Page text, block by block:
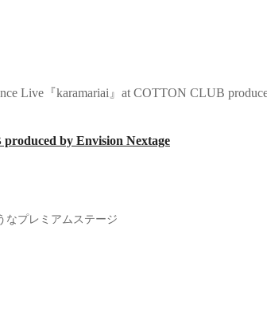
Live『karamariai』at COTTON CLUB
by Envision Nextage
なプレミアムステージ